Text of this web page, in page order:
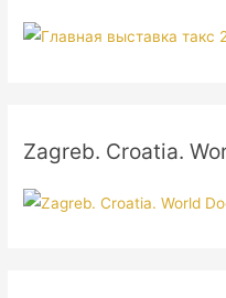
Zagreb. Croatia.